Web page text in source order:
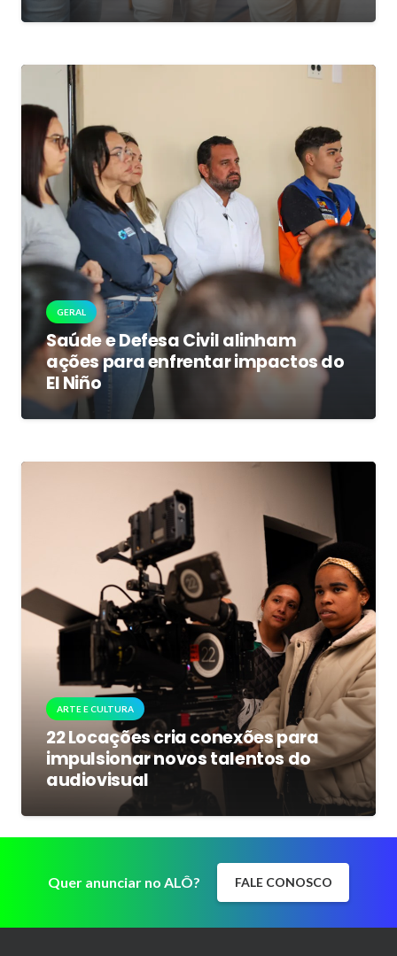
GERAL
Saúde e Defesa Civil alinham
ações para enfrentar impactos do
El Niño
ARTE E CULTURA
22 Locações cria conexões para
impulsionar novos talentos do
audiovisual
Quer anunciar no ALÔ? FALE CONOSCO